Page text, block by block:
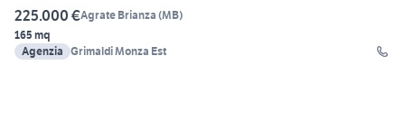
225.000 €Agrate Brianza (MB)
165 mq
Agenzia Grimaldi Monza Est